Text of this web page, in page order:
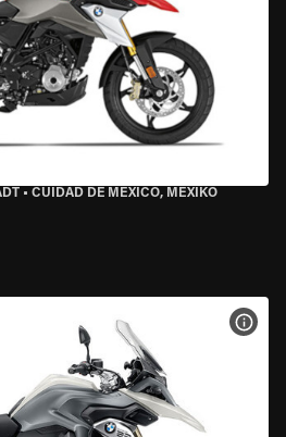
• CUIDAD DE MEXICO, MEXIKO